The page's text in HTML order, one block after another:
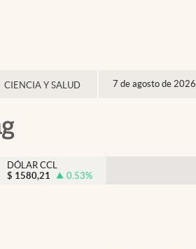
CIENCIA Y SALUD 7 de agosto de 2026
DÓLAR CCL
$ 1580,21 0.53%